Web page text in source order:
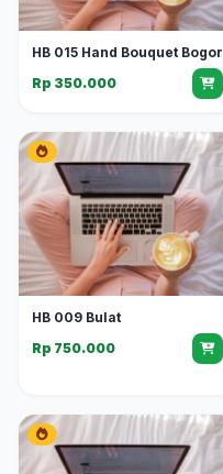
HB 015 Hand Bouquet Bogor
Rp 350.000
HB 009 Bulat
Rp 750.000